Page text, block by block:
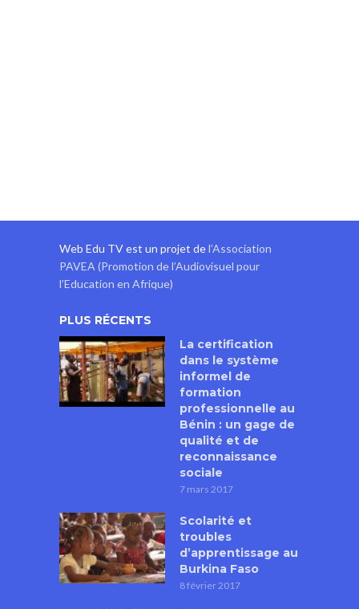
Web Edu TV est un projet del’Association
PAVEA (Promotion de l’Audiovisuel pour
l’Education en Afrique)
PLUS RÉCENTS
La certification
dans le système
informel de
formation
professionnelle au
Bénin : un gage de
qualité et de
reconnaissance
sociale
7 mars 2017
Scolarité et
troubles
d’apprentissage au
Burkina Faso
8 février 2017